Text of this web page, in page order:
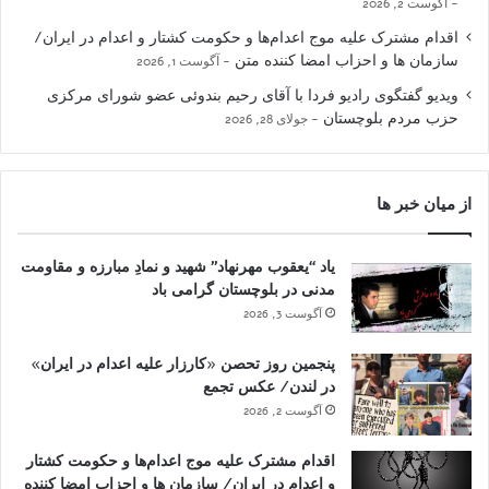
اقدام مشترک علیه موج اعدام‌ها و حکومت کشتار و اعدام در ایران/
سازمان ها و احزاب امضا کننده متن
آگوست 1, 2026
ویدیو گفتگوی رادیو فردا با آقای رحیم بندوئی عضو شورای مرکزی
حزب مردم بلوچستان
جولای 28, 2026
از میان خبر ها
یاد “یعقوب مهرنهاد” شهید و نمادِ مبارزه و مقاومت
مدنی در بلوچستان گرامی باد
آگوست 3, 2026
پنجمین روز تحصن «کارزار علیه اعدام در ایران»
در لندن/ عکس تجمع
آگوست 2, 2026
اقدام مشترک علیه موج اعدام‌ها و حکومت کشتار
و اعدام در ایران/ سازمان ها و احزاب امضا کننده